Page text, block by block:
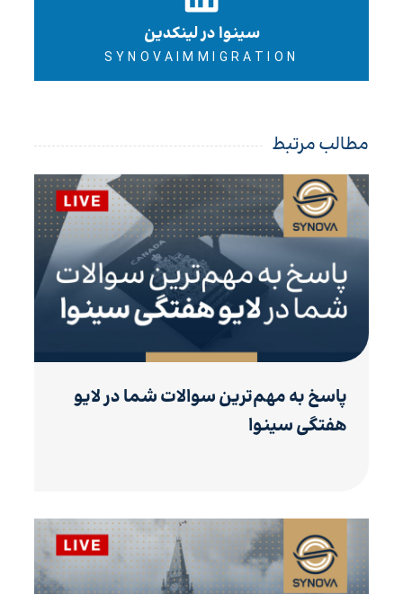
سینوا در لینکدین
SYNOVAIMMIGRATION
مطالب مرتبط
پاسخ به مهم‌ترین سوالات شما در لایو
هفتگی سینوا